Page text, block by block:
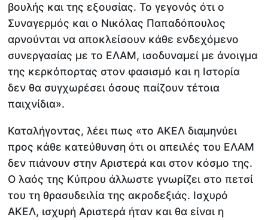
βουλής και της εξουσίας. Το γεγονός ότι ο
Συναγερμός και ο Νικόλας Παπαδόπουλος
αρνούνται να αποκλείσουν κάθε ενδεχόμενο
συνεργασίας με το ΕΛΑΜ, ισοδυναμεί με άνοιγμα
της κερκόπορτας στον φασισμό και η Ιστορία
δεν θα συγχωρέσει όσους παίζουν τέτοια
παιχνίδια».
Καταλήγοντας, λέει πως «το ΑΚΕΛ διαμηνύει
προς κάθε κατεύθυνση ότι οι απειλές του ΕΛΑΜ
δεν πιάνουν στην Αριστερά και στον κόσμο της.
Ο λαός της Κύπρου άλλωστε γνωρίζει στο πετσί
του τη θρασυδειλία της ακροδεξιάς. Ισχυρό
ΑΚΕΛ, ισχυρή Αριστερά ήταν και θα είναι η